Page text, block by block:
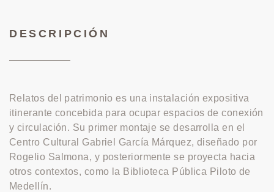
DESCRIPCIÓN
Relatos del patrimonio es una instalación expositiva
itinerante concebida para ocupar espacios de conexión
y circulación. Su primer montaje se desarrolla en el
Centro Cultural Gabriel García Márquez, diseñado por
Rogelio Salmona, y posteriormente se proyecta hacia
otros contextos, como la Biblioteca Pública Piloto de
Medellín.